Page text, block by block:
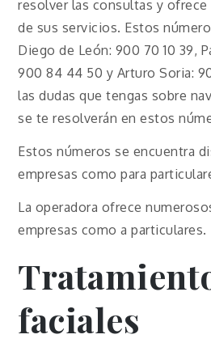
resolver las consultas y ofrece
de sus servicios. Estos
Diego de León: 900 70 10 39,
900 84 44 50 y Arturo Soria:
las dudas que tengas sobre
se te resolverán en estos
Estos números se encuentra
empresas como para
La operadora ofrece
empresas como a particulares.
faciales